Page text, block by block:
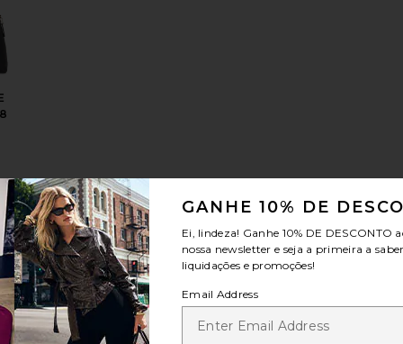
Shoulder Bag 20
Grain Leather Waverly Bag
favoritoSALTO COM TIRA TRASEIRA MARGOT
GANHE 10% DE
Ei, lindeza! Ganhe 10% DE DESCONTO
nossa newsletter e seja a primeira a
liquidações e promoções!
Email Address